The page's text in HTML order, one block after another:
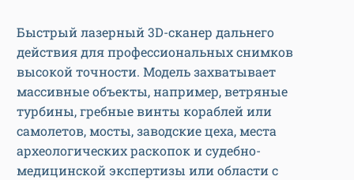
Быстрый лазерный 3D-сканер дальнего
действия для профессиональных снимков
высокой точности. Модель захватывает
массивные объекты, например, ветряные
турбины, гребные винты кораблей или
самолетов, мосты, заводские цеха, места
археологических раскопок и судебно-
медицинской экспертизы или области с